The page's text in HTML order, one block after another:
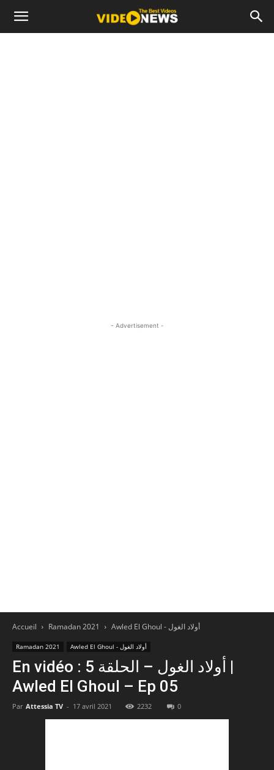
- Advertisement -
Accueil Ramadan 2021 Awled El Ghoul - أولاد الغول
Ramadan 2021 Awled El Ghoul - أولاد الغول
En vidéo : أولاد الغول – الحلقة 5 |
Awled El Ghoul – Ep 05
Par Attessia TV - 17 avril 2021 2232 0